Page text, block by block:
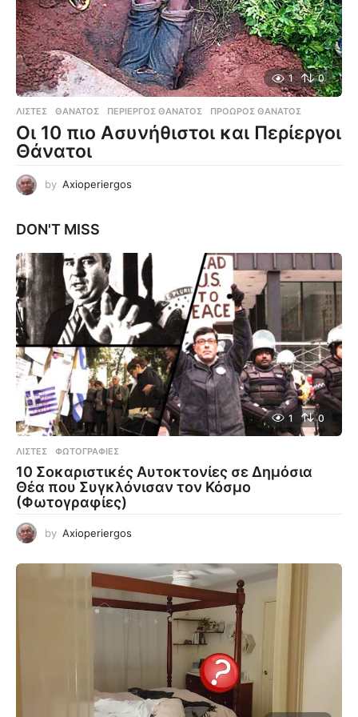
1 0
ΛΊΣΤΕΣ ΘΆΝΑΤΟΣ ,ΠΕΡΊΕΡΓΟΣ ΘΆΝΑΤΟΣ ,ΠΡΌΩΡΟΣ ΘΆΝΑΤΟΣ
Οι 10 πιο Ασυνήθιστοι και Περίεργοι
Θάνατοι
by Axioperiergos
DON'T MISS
1 0
ΛΊΣΤΕΣ ,ΦΩΤΟΓΡΑΦΊΕΣ
10 Σοκαριστικές Αυτοκτονίες σε Δημόσια
Θέα που Συγκλόνισαν τον Κόσμο
(Φωτογραφίες)
by Axioperiergos